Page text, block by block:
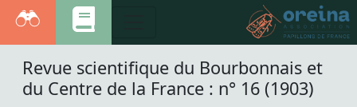
Revue scientifique du Bourbonnais et
du Centre de la France : n° 16 (1903)